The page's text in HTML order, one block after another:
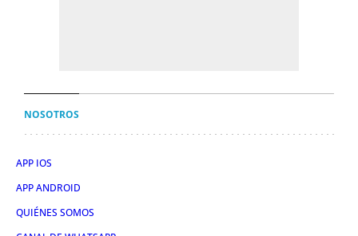
NOSOTROS
APP IOS
APP ANDROID
QUIÉNES SOMOS